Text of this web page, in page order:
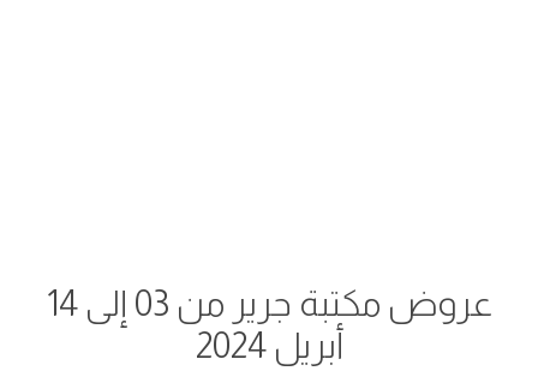
عروض مكتبة جرير من 03 إلى 14
أبريل 2024